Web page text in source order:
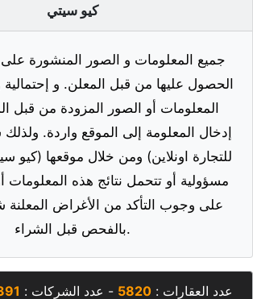
كيو سيتي
جميع المعلومات و الصور المنشورة على
الحصول عليها من قبل المعلن. و
المعلومات أو الصور المزودة من قبل
إدخال المعلومة إلى الموقع واردة.
للتجارة اونلاين) ومن خلال موقعها (كيو
مسؤولية أو تتحمل نتائج هذه المعلومات
على وجوب التأكد من الأغراض المعلنة
عدد العقارات : 5820 - عدد الشركات :